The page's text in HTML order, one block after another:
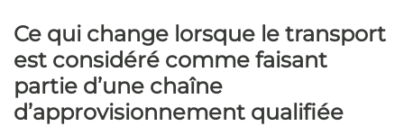
Ce qui change lorsque le transport
est considéré comme faisant
partie d’une chaîne
d’approvisionnement qualifiée